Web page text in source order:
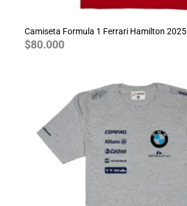
Camiseta Formula 1 Ferrari Hamilton 2025
$80.000